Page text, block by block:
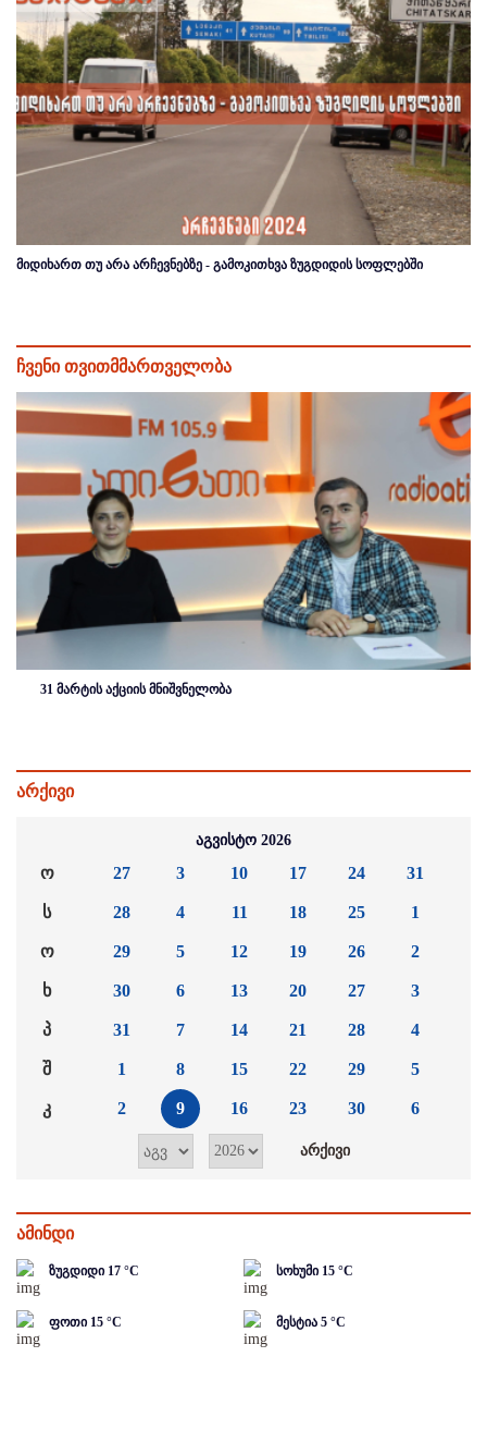
მიდიხართ თუ არა არჩევნებზე - გამოკითხვა ზუგდიდის სოფლებში
ჩვენი თვითმმართველობა
31 მარტის აქციის მნიშვნელობა
არქივი
აგვისტო 2026
ო
ს
ო
ხ
პ
შ
კ
27
28
29
30
31
1
2
3
4
5
6
7
8
9
10
11
12
13
14
15
16
17
18
19
20
21
22
23
24
25
26
27
28
29
30
31
1
2
3
4
5
6
ამინდი
ზუგდიდი 17 °C სოხუმი 15 °C
ფოთი 15 °C მესტია 5 °C